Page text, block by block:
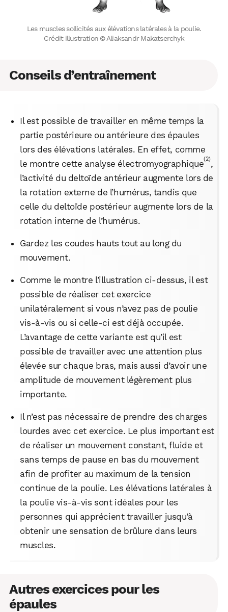
Les muscles sollicités aux élévations latérales à la poulie.
Crédit illustration © Aliaksandr Makatserchyk
Conseils d’entraînement
Il est possible de travailler en même temps la
partie postérieure ou antérieure des épaules
lors des élévations latérales. En effet, comme
le montre cette analyse électromyographique(2),
l’activité du deltoïde antérieur augmente lors de
la rotation externe de l’humérus, tandis que
celle du deltoïde postérieur augmente lors de la
rotation interne de l’humérus.
Gardez les coudes hauts tout au long du
mouvement.
Comme le montre l’illustration ci-dessus, il est
possible de réaliser cet exercice
unilatéralement si vous n’avez pas de poulie
vis-à-vis ou si celle-ci est déjà occupée.
L’avantage de cette variante est qu’il est
possible de travailler avec une attention plus
élevée sur chaque bras, mais aussi d’avoir une
amplitude de mouvement légèrement plus
importante.
Il n’est pas nécessaire de prendre des charges
lourdes avec cet exercice. Le plus important est
de réaliser un mouvement constant, fluide et
sans temps de pause en bas du mouvement
afin de profiter au maximum de la tension
continue de la poulie. Les élévations latérales à
la poulie vis-à-vis sont idéales pour les
personnes qui apprécient travailler jusqu’à
obtenir une sensation de brûlure dans leurs
muscles.
Autres exercices pour les
épaules
Facebook X LinkedIn